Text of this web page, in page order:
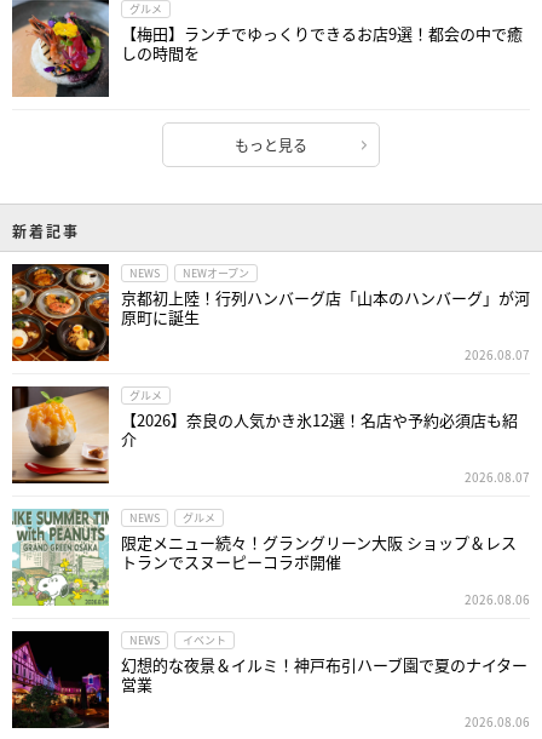
グルメ
【梅田】ランチでゆっくりできるお店9選！都会の中で癒
しの時間を
もっと見る
新着記事
NEWS NEWオープン
京都初上陸！行列ハンバーグ店「山本のハンバーグ」が河
原町に誕生
2026.08.07
グルメ
【2026】奈良の人気かき氷12選！名店や予約必須店も紹
介
2026.08.07
NEWS グルメ
限定メニュー続々！グラングリーン大阪 ショップ＆レス
トランでスヌーピーコラボ開催
2026.08.06
NEWS イベント
幻想的な夜景＆イルミ！神戸布引ハーブ園で夏のナイター
営業
2026.08.06